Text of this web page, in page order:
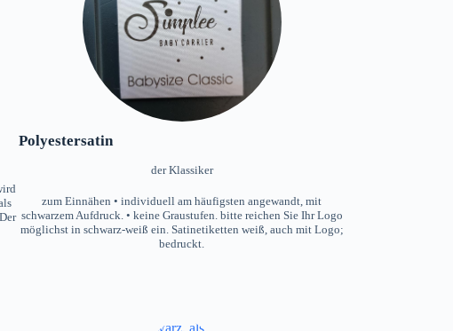
Polyestersatin
der Klassiker
zum Einnähen • individuell am häufigsten angewandt, mit
schwarzem Aufdruck. • keine Graustufen. bitte reichen Sie Ihr Logo
möglichst in schwarz-weiß ein. Satinetiketten weiß, auch mit Logo;
bedruckt.